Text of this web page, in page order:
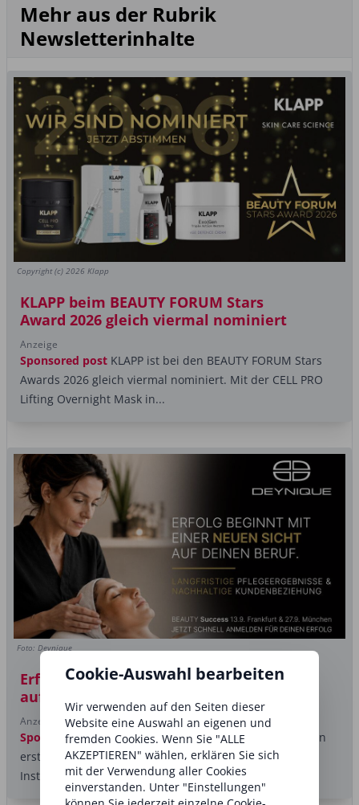
Mehr aus der Rubrik
Newsletterinhalte
Copyright (c) 2026 Klapp
KLAPP beim BEAUTY FORUM Stars
Award 2026 gleich viermal nominiert
Anzeige
Sponsored post KLAPP ist bei den BEAUTY FORUM Stars
Awards 2026 gleich viermal nominiert. Mit der CELL PRO
Lifting Overnight Mask in...
Foto: Deynique
Erfolg beginnt mit einer neuen Sicht
auf deinen Beruf.
Anzeige
Sponsored postViele Kosmetikerinnen verstehen sich in
erster Linie als Behandlerinnen. Die erfolgreichsten
Institute denken weiter.
Cookie-Auswahl bearbeiten
Wir verwenden auf den Seiten dieser
Website eine Auswahl an eigenen und
fremden Cookies. Wenn Sie "ALLE
AKZEPTIEREN" wählen, erklären Sie sich
mit der Verwendung aller Cookies
einverstanden. Unter "Einstellungen"